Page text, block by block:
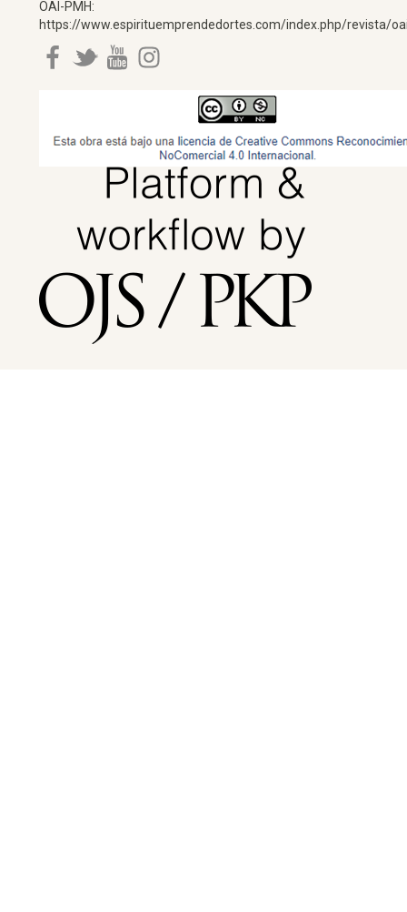
OAI-PMH:
https://www.espirituemprendedortes.com/index.php/revista/